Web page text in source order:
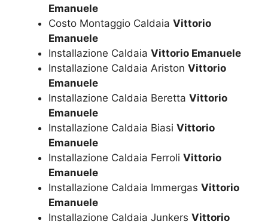
Emanuele
Costo Montaggio Caldaia Vittorio
Emanuele
Installazione Caldaia Vittorio Emanuele
Installazione Caldaia Ariston Vittorio
Emanuele
Installazione Caldaia Beretta Vittorio
Emanuele
Installazione Caldaia Biasi Vittorio
Emanuele
Installazione Caldaia Ferroli Vittorio
Emanuele
Installazione Caldaia Immergas Vittorio
Emanuele
Installazione Caldaia Junkers Vittorio